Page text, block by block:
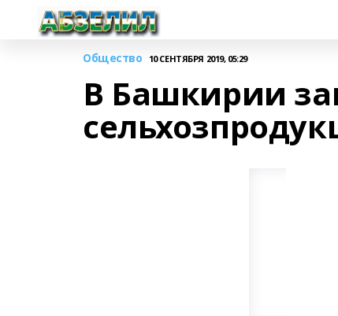
Общество 10 СЕНТЯБРЯ 2019, 05:29
В Башкирии